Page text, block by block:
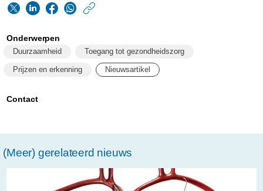
philips-
nummer-
the-
world-
Onderwerpen
Duurzaamheid Toegang tot gezondheidszorg
Prijzen en erkenning Nieuwsartikel
Contact
(Meer) gerelateerd nieuws